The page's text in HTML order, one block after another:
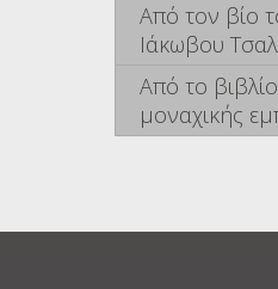
Από τον βίο
Ιάκωβου
Από το
μοναχικής